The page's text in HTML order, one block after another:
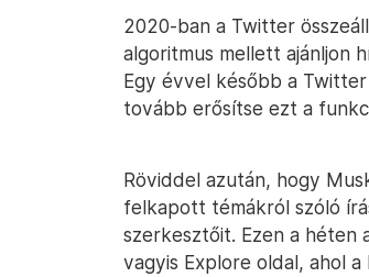
2020-ban a Twitter
algoritmus mellett ajánljon
Egy évvel később a
tovább erősítse ezt a
Röviddel azután, hogy
felkapott témákról szóló
szerkesztőit. Ezen a héten
vagyis Explore oldal, ahol